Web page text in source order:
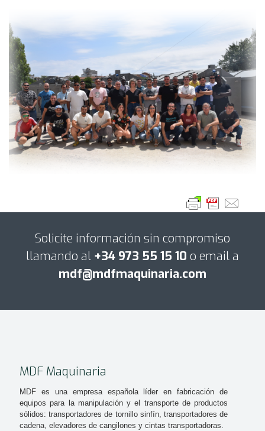
Solicite información sin compromiso
llamando al +34 973 55 15 10 o email a
mdf@mdfmaquinaria.com
MDF Maquinaria
MDF es una empresa española líder en fabricación de
equipos para la manipulación y el transporte de productos
sólidos: transportadores de tornillo sinfín, transportadores de
cadena, elevadores de cangilones y cintas transportadoras.